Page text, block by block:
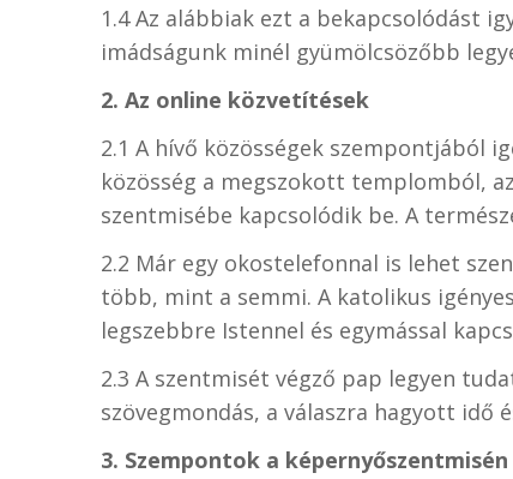
1.4 Az alábbiak ezt a bekapcsolódást
imádságunk minél gyümölcsözőbb
2. Az online közvetítések
2.1 A hívő közösségek szempontjából
közösség a megszokott templomból,
szentmisébe kapcsolódik be. A
2.2 Már egy okostelefonnal is lehet
több, mint a semmi. A katolikus
legszebbre Istennel és egymással
2.3 A szentmisét végző pap legyen
szövegmondás, a válaszra hagyott idő
3. Szempontok a